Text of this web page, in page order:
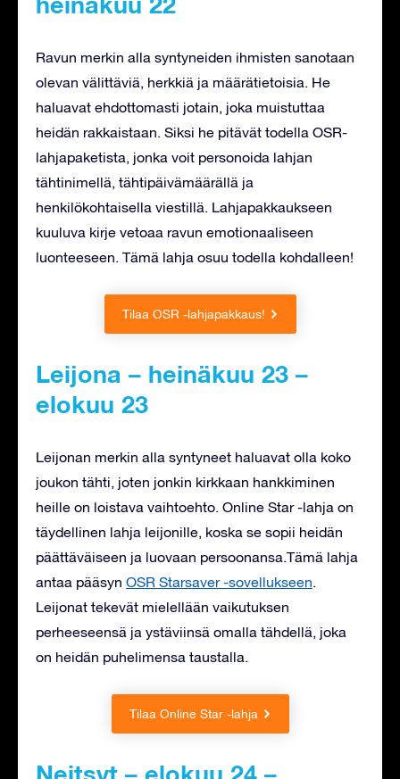
Ravun merkin alla syntyneiden ihmisten sanotaan
olevan välittäviä, herkkiä ja määrätietoisia. He
haluavat ehdottomasti jotain, joka muistuttaa
heidän rakkaistaan. Siksi he pitävät todella OSR-
lahjapaketista, jonka voit personoida lahjan
tähtinimellä, tähtipäivämäärällä ja
henkilökohtaisella viestillä. Lahjapakkaukseen
kuuluva kirje vetoaa ravun emotionaaliseen
luonteeseen. Tämä lahja osuu todella kohdalleen!
Tilaa OSR -lahjapakkaus!
Leijona – heinäkuu 23 –
elokuu 23
Leijonan merkin alla syntyneet haluavat olla koko
joukon tähti, joten jonkin kirkkaan hankkiminen
heille on loistava vaihtoehto. Online Star -lahja on
täydellinen lahja leijonille, koska se sopii heidän
päättäväiseen ja luovaan persoonansa.Tämä lahja
antaa pääsyn OSR Starsaver -sovellukseen.
Leijonat tekevät mielellään vaikutuksen
perheeseensä ja ystäviinsä omalla tähdellä, joka
on heidän puhelimensa taustalla.
Tilaa Online Star -lahja